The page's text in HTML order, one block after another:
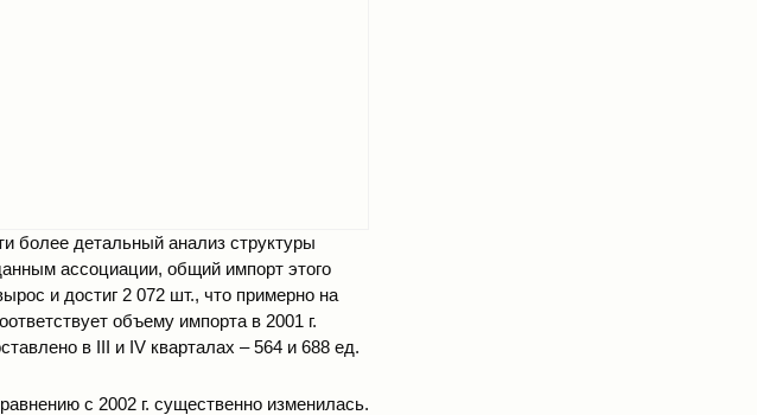
более детальный анализ структуры
ассоциации, общий импорт этого
и достиг 2 072 шт., что примерно на
объему импорта в 2001 г.
в III и IV кварталах – 564 и 688 ед.
с 2002 г. существенно изменилась.